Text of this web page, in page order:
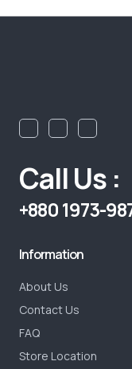
Call Us :
+880 1973-
Information
About Us
Contact Us
FAQ
Store Location